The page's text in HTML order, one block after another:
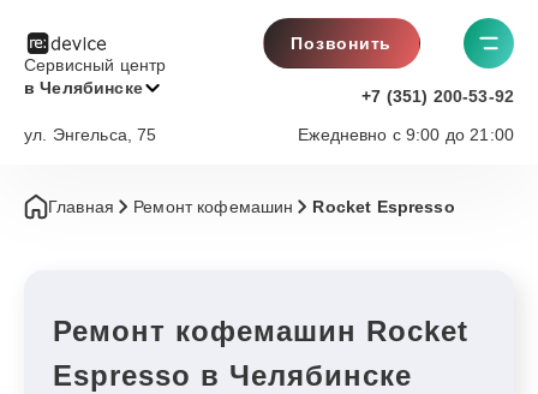
Сервисный центр
в Челябинске
Позвонить
+7 (351) 200-53-92
Ежедневно с 9:00 до 21:00
ул. Энгельса, 75
Главная Ремонт кофемашин Rocket Espresso
Ремонт кофемашин Rocket
Espresso в Челябинске